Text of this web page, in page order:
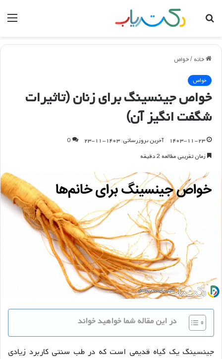
جستجو
خانه /خواص
خواص
خواص جینسینگ برای زنان (تاثیرات
شگفت انگیز آن)
۱۴۰۳-۱۱-۲۳ آخرین بروزرسانی: ۱۴۰۳-۱۱-۲۳
0
زمان تقریبی مطالعه 2 دقیقه
در این مقاله شما خواهید خواند
جینسینگ یک گیاه قدیمی است که در طب سنتی کاربرد زیادی